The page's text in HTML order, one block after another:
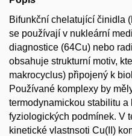
Bifunkční chelatující činidla
se používají v nukleární
diagnostice (64Cu) nebo
obsahuje strukturní motiv,
makrocyclus) připojený k
Používané komplexy by
termodynamickou stabilitu a
fyziologických podmínek. V
kinetické vlastnsoti Cu(II)